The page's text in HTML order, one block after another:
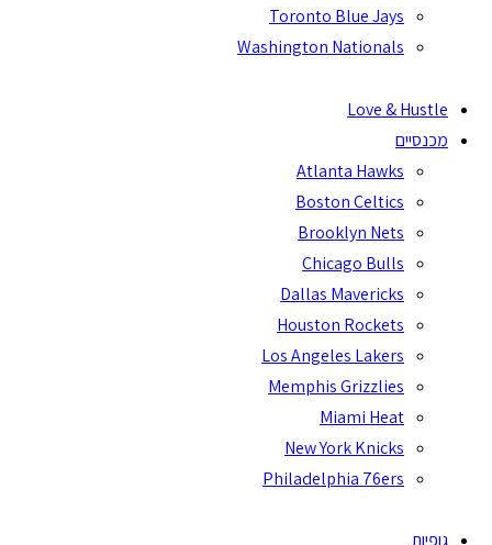
Toronto Blue
Washington
Love
Atlanta
Boston
Brooklyn
Chicago
Dallas
Houston
Los Angeles
Memphis
Miami
New York
Philadelphia